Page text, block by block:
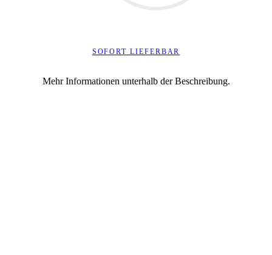
SOFORT LIEFERBAR
Mehr Informationen unterhalb der Beschreibung.